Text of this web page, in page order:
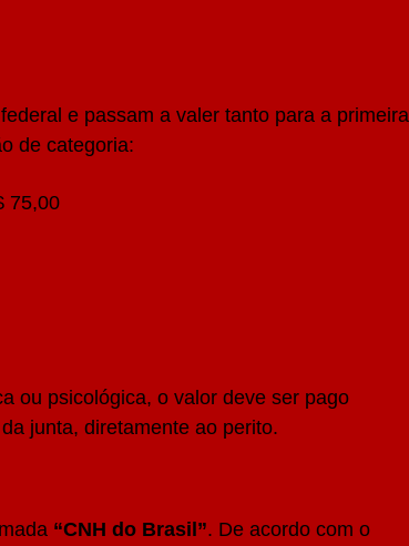
e passam a valer tanto para a primeira
de categoria:
75,00
ou psicológica, o valor deve ser pago
junta, diretamente ao perito.
“CNH do Brasil”. De acordo com o